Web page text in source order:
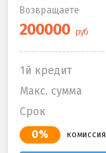
Возвращаете
1й кредит
Макс. сумма
Срок
0%